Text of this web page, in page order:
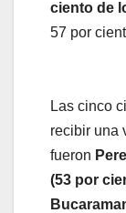
ciento de
57 por
Las cinco
recibir una
fueron
(53 por